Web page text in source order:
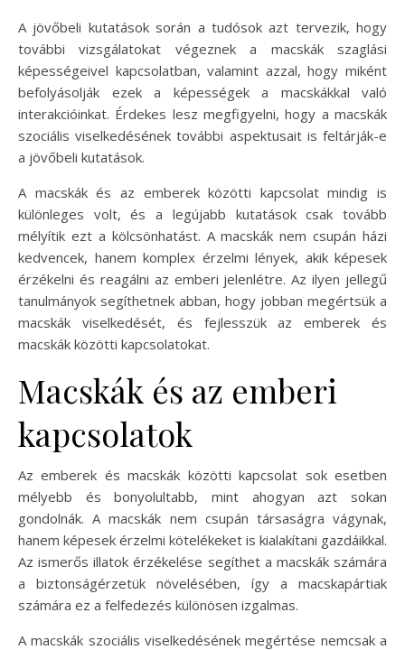
A jövőbeli kutatások során a tudósok azt tervezik, hogy
további vizsgálatokat végeznek a macskák szaglási
képességeivel kapcsolatban, valamint azzal, hogy miként
befolyásolják ezek a képességek a macskákkal való
interakcióinkat. Érdekes lesz megfigyelni, hogy a macskák
szociális viselkedésének további aspektusait is feltárják-e
a jövőbeli kutatások.
A macskák és az emberek közötti kapcsolat mindig is
különleges volt, és a legújabb kutatások csak tovább
mélyítik ezt a kölcsönhatást. A macskák nem csupán házi
kedvencek, hanem komplex érzelmi lények, akik képesek
érzékelni és reagálni az emberi jelenlétre. Az ilyen jellegű
tanulmányok segíthetnek abban, hogy jobban megértsük a
macskák viselkedését, és fejlesszük az emberek és
macskák közötti kapcsolatokat.
Macskák és az emberi
kapcsolatok
Az emberek és macskák közötti kapcsolat sok esetben
mélyebb és bonyolultabb, mint ahogyan azt sokan
gondolnák. A macskák nem csupán társaságra vágynak,
hanem képesek érzelmi kötelékeket is kialakítani gazdáikkal.
Az ismerős illatok érzékelése segíthet a macskák számára
a biztonságérzetük növelésében, így a macskapártiak
számára ez a felfedezés különösen izgalmas.
A macskák szociális viselkedésének megértése nemcsak a